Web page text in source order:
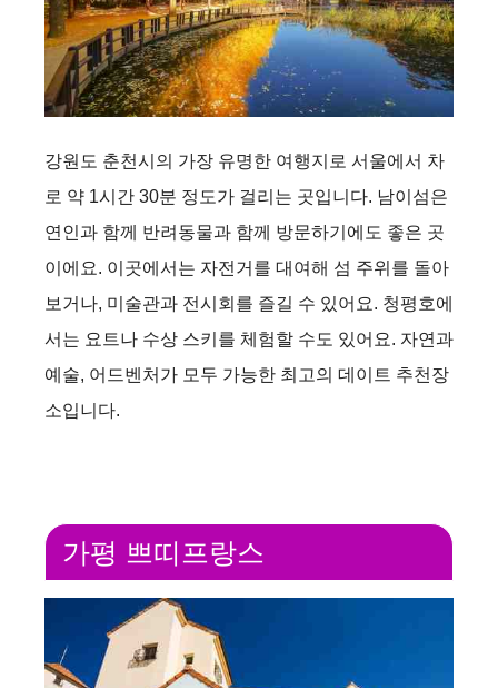
강원도 춘천시의 가장 유명한 여행지로 서울에서 차
로 약 1시간 30분 정도가 걸리는 곳입니다. 남이섬은
연인과 함께 반려동물과 함께 방문하기에도 좋은 곳
이에요. 이곳에서는 자전거를 대여해 섬 주위를 돌아
보거나, 미술관과 전시회를 즐길 수 있어요. 청평호에
서는 요트나 수상 스키를 체험할 수도 있어요. 자연과
예술, 어드벤처가 모두 가능한 최고의 데이트 추천장
소입니다.
가평 쁘띠프랑스